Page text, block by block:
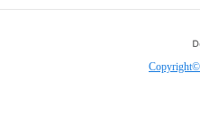
Copyright©